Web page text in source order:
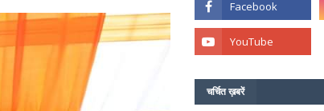
चर्चित ख़बरें